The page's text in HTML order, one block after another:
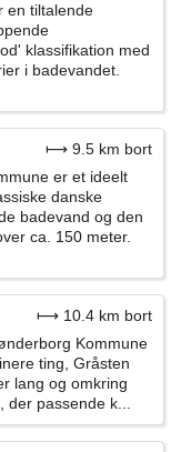
en tiltalende
klassifikation med
i badevandet.
⟼ 9.5 km bort
er et ideelt
danske
badevand og den
ca. 150 meter.
⟼ 10.4 km bort
Kommune
ting, Gråsten
lang og omkring
der passende k...